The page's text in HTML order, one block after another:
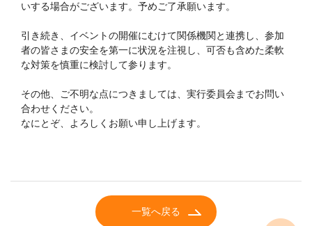
いする場合がございます。予めご了承願います。
引き続き、イベントの開催にむけて関係機関と連携し、参加
者の皆さまの安全を第一に状況を注視し、可否も含めた柔軟
な対策を慎重に検討して参ります。
その他、ご不明な点につきましては、実行委員会までお問い
合わせください。
なにとぞ、よろしくお願い申し上げます。
一覧へ戻る